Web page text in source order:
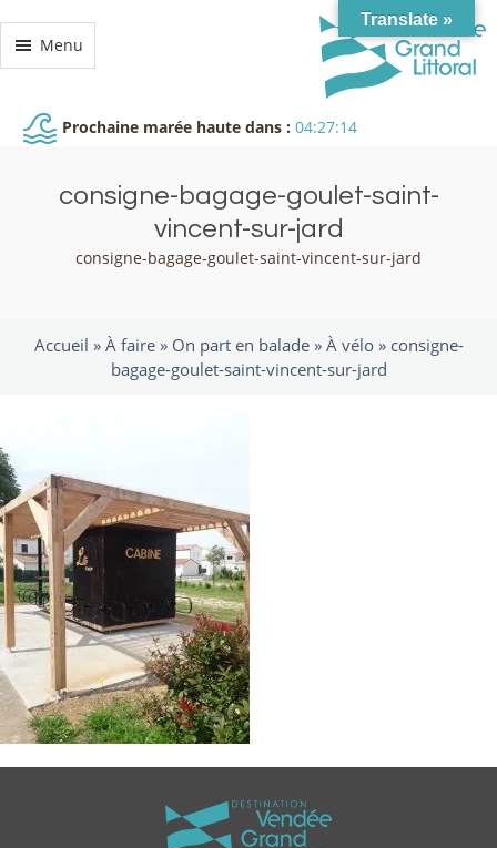
Menu
Prochaine marée haute dans : 04:27:14
consigne-bagage-goulet-saint-
vincent-sur-jard
consigne-bagage-goulet-saint-vincent-sur-jard
Accueil » À faire» On part en balade» À vélo» consigne-
bagage-goulet-saint-vincent-sur-jard
Translate »